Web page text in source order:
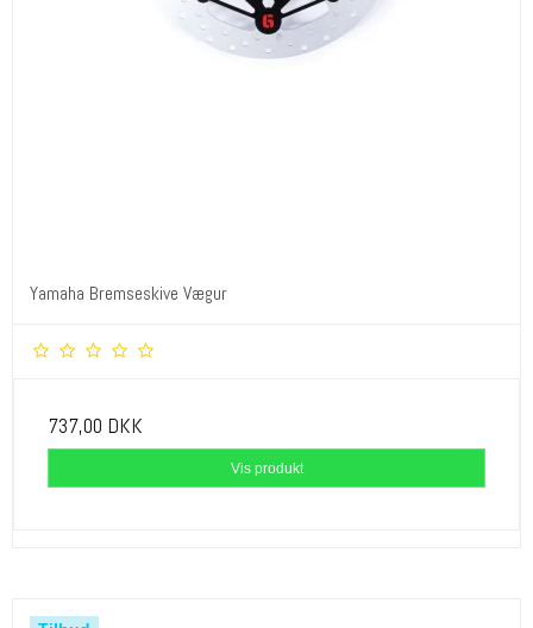
Yamaha Bremseskive Vægur
737,00 DKK
Vis produkt